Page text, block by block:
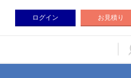
ログイン お見積り
お見積り